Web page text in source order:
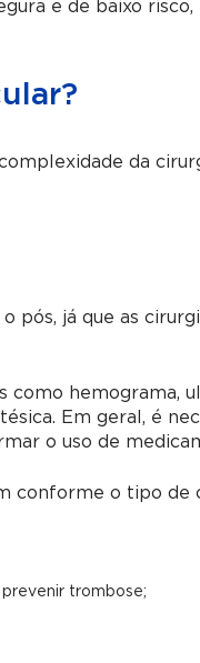
e de baixo
da
pós, já que as
hemograma,
Em geral, é
o uso de
conforme o tipo de
trombose;